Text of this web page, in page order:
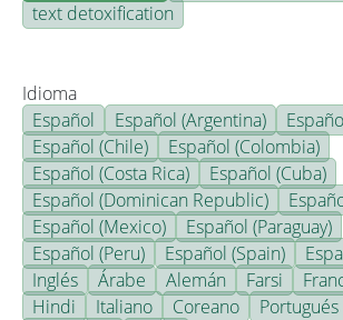
text detoxification
Idioma
Español
Español (Argentina)
Español (Chile)
Español (Colombia)
Español (Costa Rica)
Español (Cuba)
Español (Dominican Republic)
Español (Mexico)
Español (Paraguay)
Español (Peru)
Español (Spain)
Inglés
Árabe Alemán Farsi
Hindi
Italiano Coreano Portugués